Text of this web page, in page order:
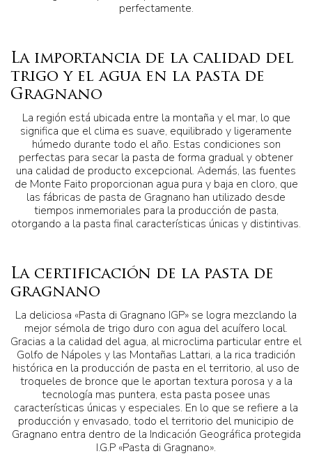
perfectamente.
La importancia de la calidad del
trigo y el agua en la pasta de
Gragnano
La región está ubicada entre la montaña y el mar, lo que
significa que el clima es suave, equilibrado y ligeramente
húmedo durante todo el año. Estas condiciones son
perfectas para secar la pasta de forma gradual y obtener
una calidad de producto excepcional. Además, las fuentes
de Monte Faito proporcionan agua pura y baja en cloro, que
las fábricas de pasta de Gragnano han utilizado desde
tiempos inmemoriales para la producción de pasta,
otorgando a la pasta final características únicas y distintivas.
La certificación de la pasta de
gragnano
La deliciosa «Pasta di Gragnano IGP» se logra mezclando la
mejor sémola de trigo duro con agua del acuífero local.
Gracias a la calidad del agua, al microclima particular entre el
Golfo de Nápoles y las Montañas Lattari, a la rica tradición
histórica en la producción de pasta en el territorio, al uso de
troqueles de bronce que le aportan textura porosa y a la
tecnología mas puntera, esta pasta posee unas
características únicas y especiales. En lo que se refiere a la
producción y envasado, todo el territorio del municipio de
Gragnano entra dentro de la Indicación Geográfica protegida
I.G.P «Pasta di Gragnano».